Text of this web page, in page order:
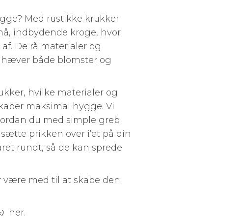
Med rustikke krukker
indbydende kroge, hvor
De rå materialer og
både blomster og
hvilke materialer og
maksimal hygge. Vi
du med simple greb
prikken over i’et på din
rundt, så de kan sprede
være med til at skabe den
her.